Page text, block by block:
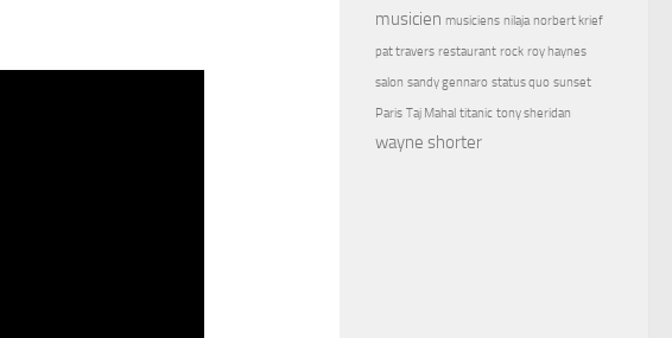
musicien musiciens nilaja norbert krief
pat travers restaurant rock roy haynes
salon sandy gennaro status quo sunset
Paris Taj Mahal titanic tony sheridan
wayne shorter